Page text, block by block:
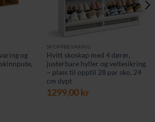
og
SKOPPBEVARING
Hvitt skoskap med 4 dører,
justerbare hyller og veltesikring
– plass til opptil 28 par sko, 24
cm dypt
1299,00kr